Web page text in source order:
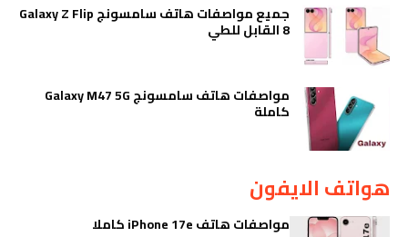
جميع مواصفات هاتف سامسونج Galaxy Z Flip
8 القابل للطي
مواصفات هاتف سامسونج Galaxy M47 5G
كاملة
هواتف الايفون
مواصفات هاتف iPhone 17e كاملا